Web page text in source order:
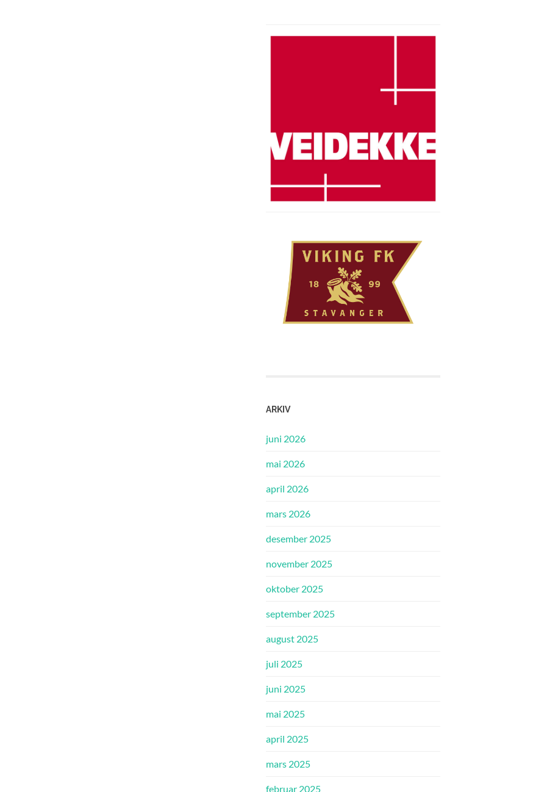
ARKIV
juni 2026
mai 2026
april 2026
mars 2026
desember 2025
november 2025
oktober 2025
september 2025
august 2025
juli 2025
juni 2025
mai 2025
april 2025
mars 2025
februar 2025